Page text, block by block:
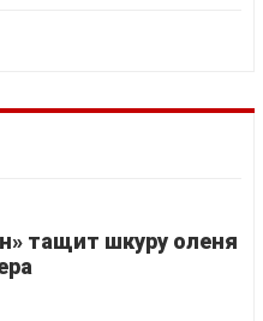
тащит шкуру оленя